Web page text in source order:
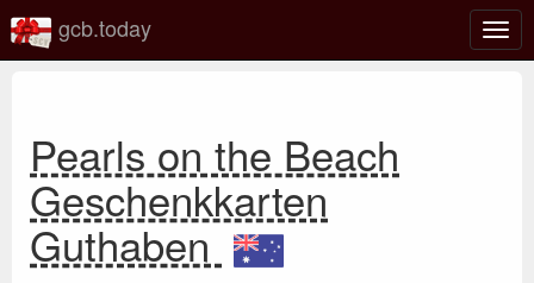
gcb.today
Pearls on the Beach
Geschenkkarten
Guthaben